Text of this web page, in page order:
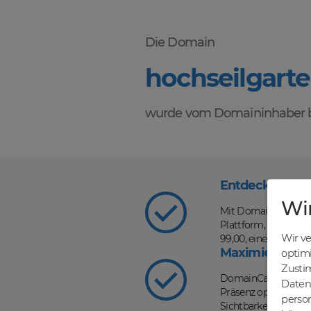
Die Domain
wurde vom Domaininhaber
Entdecke die
Mit DomainCatcher
Plattform, auf der
99,00, einer
Maximiere
DomainCatcher ist
Präsenz optimieren
Sichtbarkeit in
Wir